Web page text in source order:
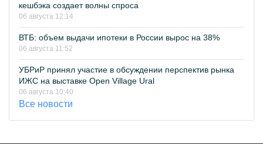
кешбэка создает волны спроса
06 августа 12:14
ВТБ: объем выдачи ипотеки в России вырос на 38%
06 августа 11:52
УБРиР принял участие в обсуждении перспектив рынка
ИЖС на выставке Open Village Ural
06 августа 10:40
Все новости